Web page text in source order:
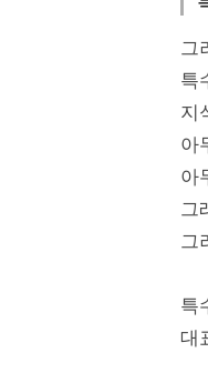
그
특
지
아
아
그
그
특
대